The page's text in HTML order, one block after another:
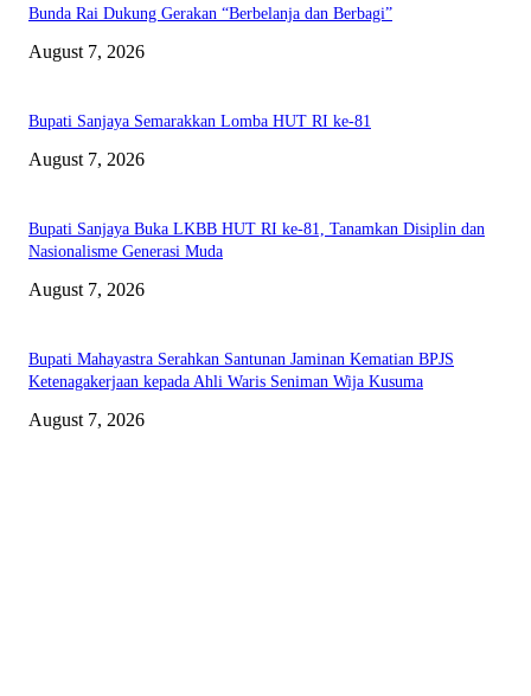
Bunda Rai Dukung Gerakan “Berbelanja dan Berbagi”
August 7, 2026
Bupati Sanjaya Semarakkan Lomba HUT RI ke-81
August 7, 2026
Bupati Sanjaya Buka LKBB HUT RI ke-81, Tanamkan Disiplin dan
Nasionalisme Generasi Muda
August 7, 2026
Bupati Mahayastra Serahkan Santunan Jaminan Kematian BPJS
Ketenagakerjaan kepada Ahli Waris Seniman Wija Kusuma
August 7, 2026